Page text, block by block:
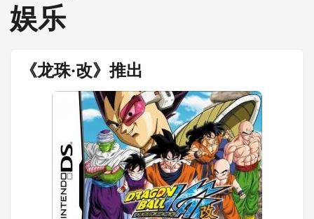
娱乐
《龙珠·改》推出